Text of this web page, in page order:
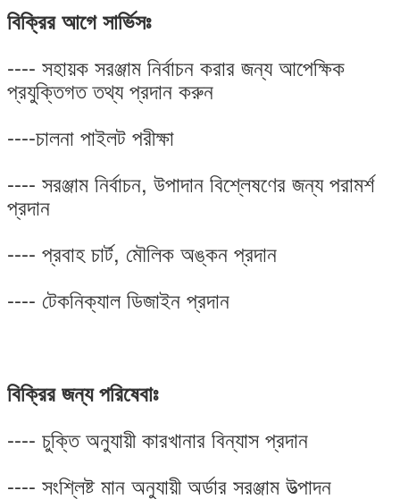
বিক্রির আগে সার্ভিসঃ
---- সহায়ক সরঞ্জাম নির্বাচন করার জন্য আপেক্ষিক
প্রযুক্তিগত তথ্য প্রদান করুন
----চালনা পাইলট পরীক্ষা
---- সরঞ্জাম নির্বাচন, উপাদান বিশ্লেষণের জন্য পরামর্শ
প্রদান
---- প্রবাহ চার্ট, মৌলিক অঙ্কন প্রদান
---- টেকনিক্যাল ডিজাইন প্রদান
বিক্রির জন্য পরিষেবাঃ
---- চুক্তি অনুযায়ী কারখানার বিন্যাস প্রদান
---- সংশ্লিষ্ট মান অনুযায়ী অর্ডার সরঞ্জাম উত্পাদন